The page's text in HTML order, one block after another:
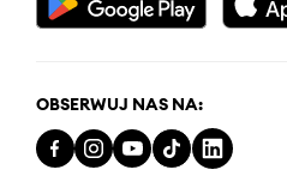
OBSERWUJ NAS NA: